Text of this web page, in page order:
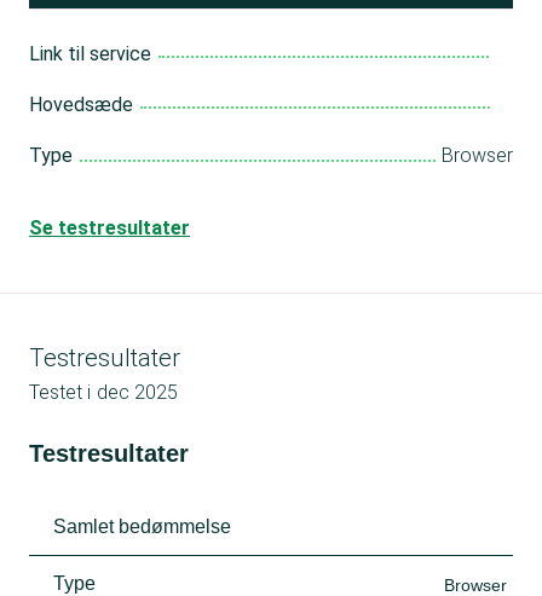
Link til service
Hovedsæde
Type Browser
Se testresultater
Testresultater
Testet i dec 2025
Testresultater
Samlet bedømmelse
Type Browser